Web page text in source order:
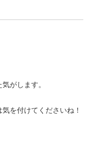
がします。
を付けてくださいね！